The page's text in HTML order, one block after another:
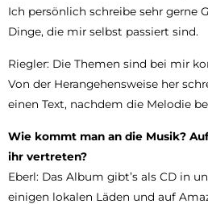
Ich persönlich schreibe sehr gerne
Dinge, die mir selbst passiert sind.
Riegler: Die Themen sind bei mir
Von der Herangehensweise her
einen Text, nachdem die Melodie
Wie kommt man an die Musik?
ihr vertreten?
Eberl: Das Album gibt’s als CD in
einigen lokalen Läden und auf